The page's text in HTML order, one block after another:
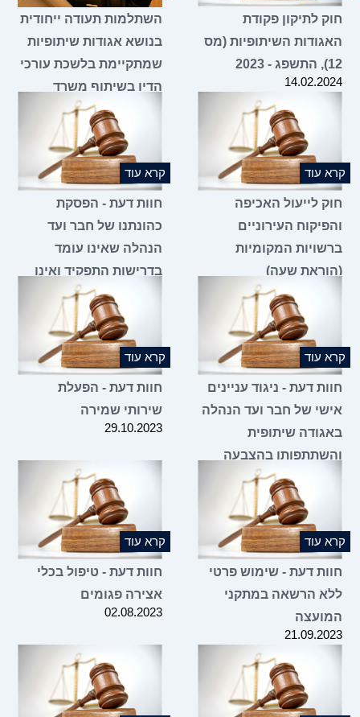
חוק לתיקון פקודת
האגודות השיתופיות (מס
12), התשפג - 2023
14.02.2024
השתלמות תעודה ייחודית
בנושא אגודות שיתופיות
שמתקיימת בלשכת עורכי
הדין בשיתוף משרד
הכלכלה והתעשייה
18.01.2024
קרא עוד
חוק לייעול האכיפה
והפיקוח העירוניים
ברשויות המקומיות
(הוראת שעה)
קרא עוד
חוות דעת - הפסקת
כהונתנו של חבר ועד
הנהלה שאינו עומד
בדרישות התפקיד ואינו
מגיע לישיבות הוועד
ומילוי מקומו על ידי
מועמד אחר
28.12.2023
קרא עוד
חוות דעת - ניגוד עניינים
אישי של חבר ועד הנהלה
באגודה שיתופית
והשתתפותו בהצבעה
בעניין הסכם שכירות של
31.10.2023
קרא עוד
חוות דעת - הפעלת
שירותי שמירה
29.10.2023
קרא עוד
חוות דעת - שימוש פרטי
ללא הרשאה במתקני
המועצה
21.09.2023
קרא עוד
חוות דעת - טיפול בכלי
אצירה פגומים
02.08.2023